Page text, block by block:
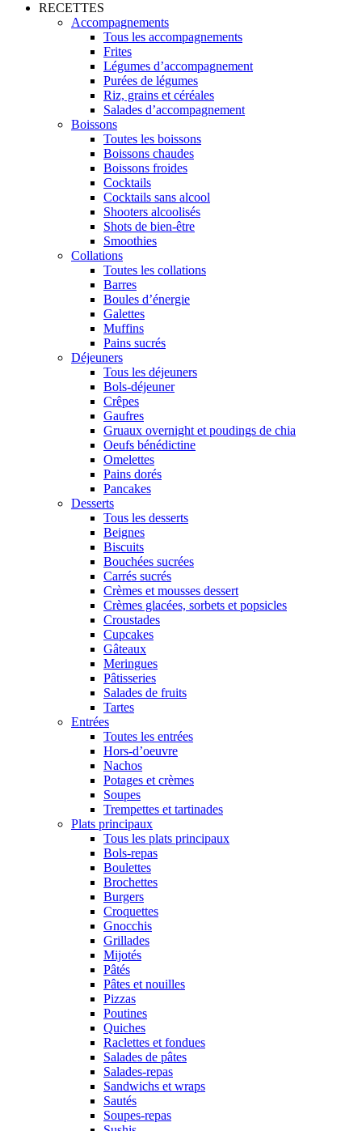
RECETTES
Accompagnements
Tous les accompagnements
Frites
Légumes d’accompagnement
Purées de légumes
Riz, grains et céréales
Salades d’accompagnement
Boissons
Toutes les boissons
Boissons chaudes
Boissons froides
Cocktails
Cocktails sans alcool
Shooters alcoolisés
Shots de bien-être
Smoothies
Collations
Toutes les collations
Barres
Boules d’énergie
Galettes
Muffins
Pains sucrés
Déjeuners
Tous les déjeuners
Bols-déjeuner
Crêpes
Gaufres
Gruaux overnight et poudings de chia
Oeufs bénédictine
Omelettes
Pains dorés
Pancakes
Desserts
Tous les desserts
Beignes
Biscuits
Bouchées sucrées
Carrés sucrés
Crèmes et mousses dessert
Crèmes glacées, sorbets et popsicles
Croustades
Cupcakes
Gâteaux
Meringues
Pâtisseries
Salades de fruits
Tartes
Entrées
Toutes les entrées
Hors-d’oeuvre
Nachos
Potages et crèmes
Soupes
Trempettes et tartinades
Plats principaux
Tous les plats principaux
Bols-repas
Boulettes
Brochettes
Burgers
Croquettes
Gnocchis
Grillades
Mijotés
Pâtés
Pâtes et nouilles
Pizzas
Poutines
Quiches
Raclettes et fondues
Salades de pâtes
Salades-repas
Sandwichs et wraps
Sautés
Soupes-repas